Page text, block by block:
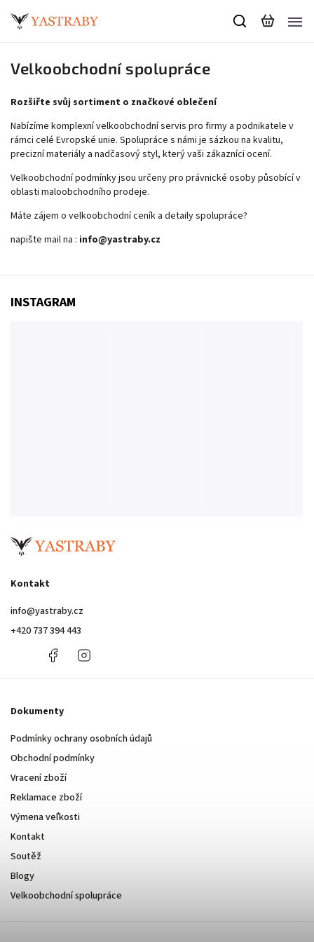
Velkoobchodní spolupráce
Rozšiřte svůj sortiment o značkové oblečení
Nabízíme komplexní velkoobchodní servis pro firmy a podnikatele v
rámci celé Evropské unie. Spolupráce s námi je sázkou na kvalitu,
precizní materiály a nadčasový styl, který vaši zákazníci ocení.
Velkoobchodní podmínky jsou určeny pro právnické osoby působící v
oblasti maloobchodního prodeje.
Máte zájem o velkoobchodní ceník a detaily spolupráce?
napište mail na : info@yastraby.cz
Kontakt
info@yastraby.cz
+420 737 394 443
+420
394
Facebook
Dokumenty
Podmínky ochrany osobních údajů
Obchodní podmínky
Vracení zboží
Reklamace zboží
Výmena veľkosti
Kontakt
Soutěž
Blogy
Velkoobchodní spolupráce
INSTAGRAM